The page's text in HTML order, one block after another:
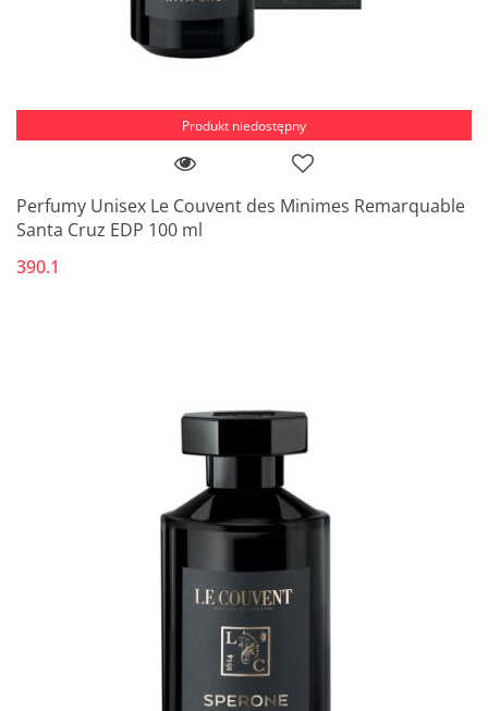
Produkt niedostępny
Perfumy Unisex Le Couvent des Minimes Remarquable
Santa Cruz EDP 100 ml
390.1